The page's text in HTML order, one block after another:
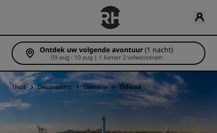
Ontdek uw volgende avontuur (1 nacht)
09 aug - 10 aug | 1 kamer 2 volwassenen
Thuis Destinations Oekraïne Odessa